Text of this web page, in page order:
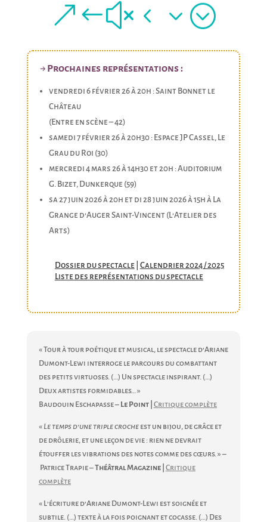
&#x43;
→ Prochaines représentations :
vendredi 6 février 26 à 20h : Saint Bonnet le
Château
(Entre en scène – 42)
samedi 7 février 26 à 20h30 : Espace JP Cassel, Le
Grau du Roi (30)
mercredi 4 mars 26 à 14h30 et 20h : Auditorium
G. Bizet, Dunkerque (59)
sa 27 juin 2026 à 20h et di 28 juin 2026 à 15h à La
Grange d’Auger Saint-Vincent (L’Atelier des
Arts)
Dossier du spectacle| Calendrier 2024 / 2025
Liste des représentations du spectacle
« Tour à tour poétique et musical, le spectacle d’Ariane
Dumont-Lewi interroge le parcours du combattant
des petits virtuoses. (…) Un spectacle inspirant. (…)
Deux artistes formidables… »
Baudouin Eschapasse – Le Point | Critique complète
« Le temps d’une triple crocheest un bijou, de grâce et
de drôlerie, et une leçon de vie : rien ne devrait
étouffer les vibrations des notes comme des cœurs. » –
Patrice Trapie –Théâtral Magazine | Critique
complète
« L’écriture d’Ariane Dumont-Lewi est soignée et
subtile. (…) texte à la fois poignant et cocasse. (…) Des